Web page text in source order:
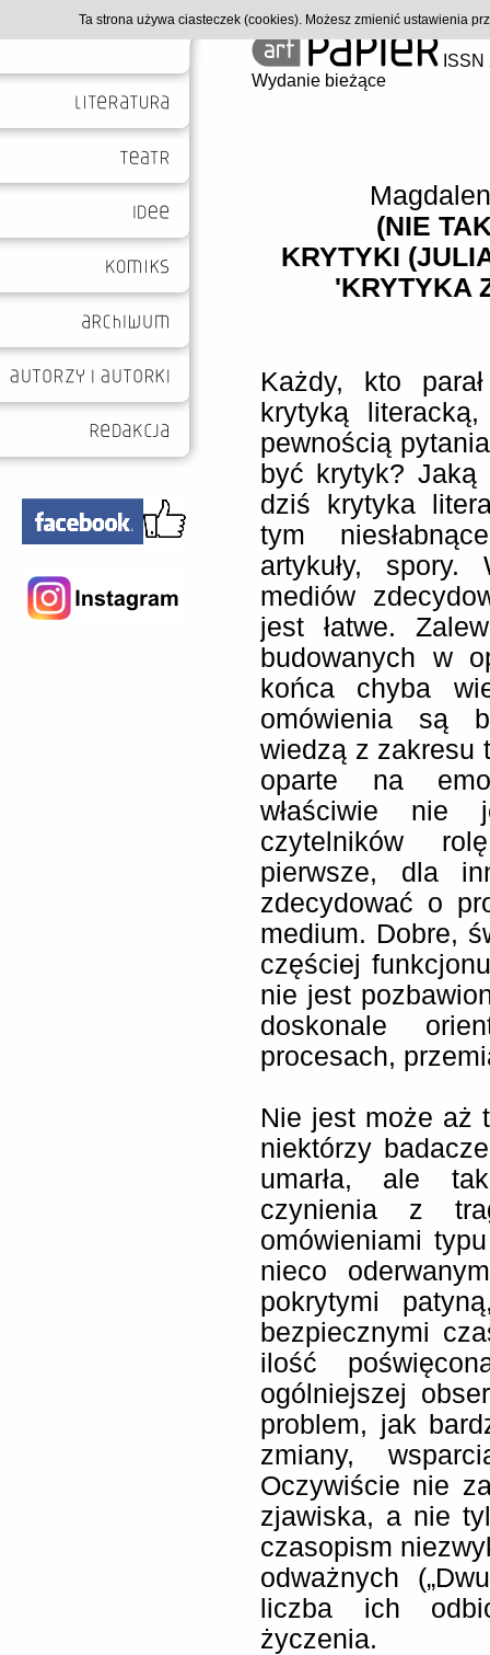
Wydanie bieżące
(NIE
KRYTYKI
'KRYTYKA
Każdy, kto
krytyką
pewnością
być krytyk? Jaką
dziś krytyka
tym
artykuły,
mediów
jest łatwe.
budowanych w
końca chyba
omówienia są
wiedzą z zakresu
oparte na
właściwie nie
czytelników
pierwsze, dla
zdecydować o
medium. Dobre,
częściej
nie jest
doskonale
procesach,
Nie jest może aż
niektórzy
umarła, ale
czynienia z
omówieniami
nieco
pokrytymi
bezpiecznymi
ilość
ogólniejszej
problem, jak
zmiany,
Oczywiście nie
zjawiska, a nie
czasopism
odważnych
liczba ich
życzenia.
Ta strona używa ciasteczek (cookies). Możesz zmienić ustawienia